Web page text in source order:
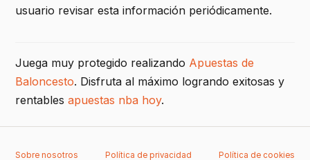
usuario revisar esta información periódicamente.
Juega muy protegido realizando Apuestas de
Baloncesto. Disfruta al máximo logrando exitosas y
rentablesapuestas nba hoy.
Sobre nosotros Política de privacidad Política de cookies